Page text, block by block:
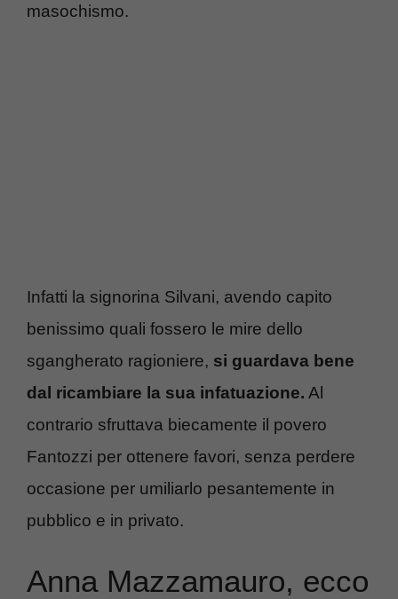
masochismo.
Infatti la signorina Silvani, avendo capito
benissimo quali fossero le mire dello
sgangherato ragioniere, si guardava bene
dal ricambiare la sua infatuazione. Al
contrario sfruttava biecamente il povero
Fantozzi per ottenere favori, senza perdere
occasione per umiliarlo pesantemente in
pubblico e in privato.
Anna Mazzamauro, ecco